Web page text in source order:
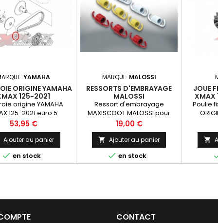
YAMAHA
ORIGINE YAMAHA
125-2021
origine YAMAHA
125-2021 euro 5
Prix
53,95 €
Ajouter au panier
 en stock
MARQUE: MALOSSI
RESSORTS D'EMBRAYAGE
MALOSSI
Ressort d'embrayage
MAXISCOOT MALOSSI pour
Xmax 125 / skycruiser 125 ....
pour embrayage d'origine !
Prix
19,00 €
 Ajouter au panier
 en stock
JOUE
XMAX
Poulie

CONTACT